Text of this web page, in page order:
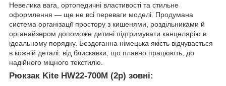
Невелика вага, ортопедичні властивості та стильне
оформлення — ще не всі переваги моделі. Продумана
система організації простору з кишенями, роздільниками й
органайзером допоможе дитині підтримувати канцелярію в
ідеальному порядку. Бездоганна німецька якість відчувається
в кожній деталі: від блискавки, що плавно працюють, до
надійного міцного текстилю.
Рюкзак Kite HW22-700M (2p) зовні: